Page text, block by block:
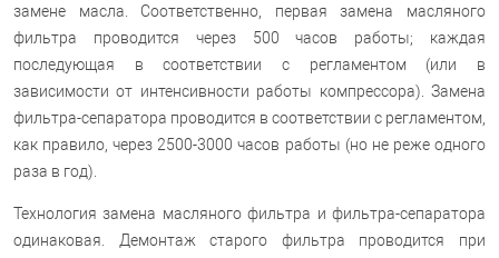
замене масла. Соответственно, первая замена масляного
фильтра проводится через 500 часов работы; каждая
последующая в соответствии с регламентом (или в
зависимости от интенсивности работы компрессора). Замена
фильтра-сепаратора проводится в соответствии с регламентом,
как правило, через 2500-3000 часов работы (но не реже одного
раза в год).
Технология замена масляного фильтра и фильтра-сепаратора
одинаковая. Демонтаж старого фильтра проводится при